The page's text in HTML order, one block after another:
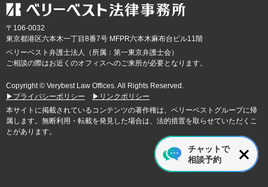
〒106-0032
東京都港区六本木一丁目8番7号 MFPR六本木麻布台ビル11階
ベリーベスト弁護士法人（所属：第一東京弁護士会）
ご相談の際はお近くのオフィスへのご来所が必要となります。
Copyright © Verybest Law Offices. All Rights Reserved.
▶プライバシーポリシー
▶リンクポリシー
本サイトに掲載されているコンテンツの著作権は、ベリーベストグループに帰
属します。無断利用・転載を発見した場合は、法的措置を取らせていただくこ
とがあります。